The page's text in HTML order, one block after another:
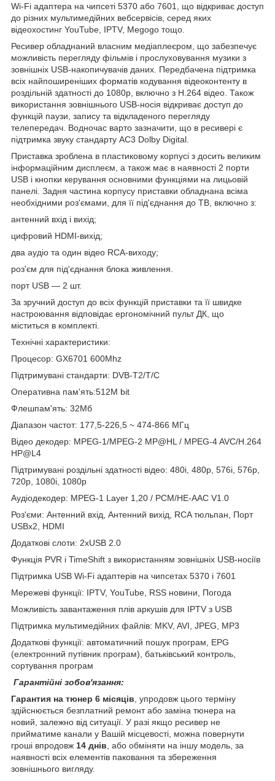
Wi-Fi адаптера на чипсеті 5370 або 7601, що відкриває доступ
до різних мультимедійних вебсервісів, серед яких
відеохостинг YouTube, IPTV, Megogo тощо.
Ресивер обладнаний власним медіаплеєром, що забезпечує
можливість перегляду фільмів і прослуховування музики з
зовнішніх USB-накопичувачів даних. Передбачена підтримка
всіх найпоширеніших форматів кодування відеоконтенту в
роздільній здатності до 1080p, включно з H.264 відео. Також
використання зовнішнього USB-носія відкриває доступ до
функцій паузи, запису та відкладеного перегляду
телепередач. Водночас варто зазначити, що в ресивері є
підтримка звуку стандарту АС3 Dolby Digital.
Приставка зроблена в пластиковому корпусі з досить великим
інформаційним дисплеєм, а також має в наявності 2 порти
USB і кнопки керування основними функціями на лицьовій
панелі. Задня частина корпусу приставки обладнана всіма
необхідними роз'ємами, для її під'єднання до ТВ, включно з:
антенний вхід і вихід;
цифровий HDMI-вихід;
два аудіо та один відео RCA-виходу;
роз'єм для під'єднання блока живлення.
порт USB — 2 шт.
За зручний доступ до всіх функцій приставки та її швидке
настроювання відповідає ергономічний пульт ДК, що
міститься в комплекті.
Технічні характеристики:
Процесор: GX6701 600Mhz
Підтримувані стандарти: DVB-T2/T/C
Оперативна пам'ять:512M bit
Флешпам'ять: 32Мб
Діапазон частот: 177,5-226,5 ~ 474-866 МГц
Відео декодер: MPEG-1/MPEG-2 MP@HL / MPEG-4 AVC/H.264
HP@L4
Підтримувані роздільні здатності відео: 480i, 480р, 576i, 576р,
720р, 1080i, 1080р
Аудіодекодер: MPEG-1 Layer 1,20 / PCM/HE-AAC V1.0
Роз'єми: Антенний вхід, Антенний вихід, RCA тюльпан, Порт
USBx2, HDMI
Додаткові слоти: 2xUSB 2.0
Функція PVR і TimeShift з використанням зовнішніх USB-носіїв
Підтримка USB Wi-Fi адаптерів на чипсетах 5370 і 7601
Мережеві функції: IPTV, YouTube, RSS новини, Погода
Можливість завантаження плів аркушів для IPTV з USB
Підтримка мультимедійних файлів: MKV, AVI, JPEG, MP3
Додаткові функції: автоматичний пошук програм, EPG
(електронний путівник програм), батьківський контроль,
сортування програм
Гарантійні зобов'язання:
Гарантия на тюнер 6 місяців , упродовж цього терміну
здійснюється безплатний ремонт або заміна тюнера на
новий, залежно від ситуації. У разі якщо ресивер не
прийматиме канали у Вашій місцевості, можна повернути
гроші впродовж 14 днів , або обміняти на іншу модель, за
наявності всіх елементів паковання та збереження
зовнішнього вигляду.